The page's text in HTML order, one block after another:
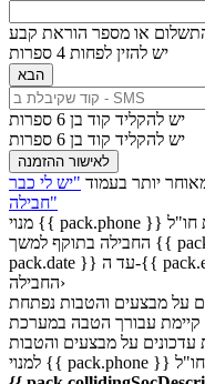
יש להזין לפחות 4 ספרות
הבא
יש להקליד קוד בן 6 ספרות
יש להקליד קוד בן 6 ספרות
לאישור ההזמנה
יותר בעמוד "יש לי כבר
חבילה"
{{ pack.phone }}
החבילה בתוקף למשך {{ pack.packageValidity }} יום החל מה-{{
החבילה›
על מבצעים והטבות נפתחת
קיימת עבורך הטבה במערכת
עדכונים על מבצעים והטבות